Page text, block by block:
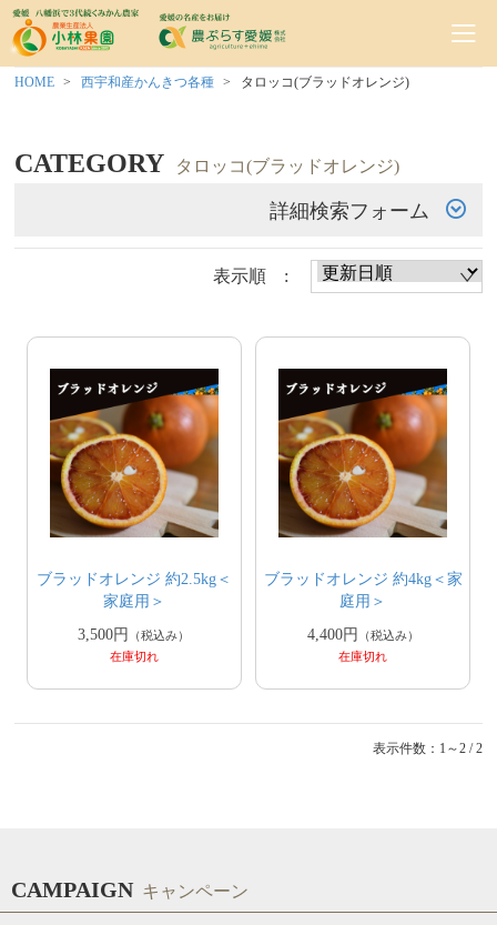
HOME 西宇和産かんきつ各種 タロッコ(ブラッドオレンジ)
CATEGORY タロッコ(ブラッドオレンジ)
詳細検索フォーム
表示順 :
ブラッドオレンジ 約2.5kg＜
家庭用＞
3,500円
（税込み）
在庫切れ
ブラッドオレンジ 約4kg＜家
庭用＞
4,400円
（税込み）
在庫切れ
表示件数：1～2 / 2
CAMPAIGN キャンペーン